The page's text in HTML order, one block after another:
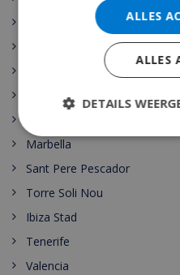
Cala Vadella
Marbella
Sant Pere Pescador
Torre Soli Nou
Ibiza Stad
Tenerife
Valencia
ALLES
ALLES
DETAILS